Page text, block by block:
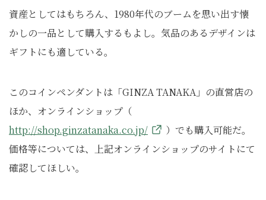
資産としてはもちろん、1980年代のブームを思い出す懐
かしの一品として購入するもよし。気品のあるデザインは
ギフトにも適している。
このコインペンダントは「GINZA TANAKA」の直営店の
ほか、オンラインショップ（
http://shop.ginzatanaka.co.jp/
）でも購入可能だ。
価格等については、上記オンラインショップのサイトにて
確認してほしい。